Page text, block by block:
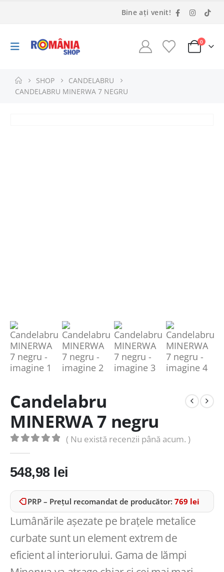
Bine ați venit!
0
SHOP
CANDELABRU
CANDELABRU MINERWA 7 NEGRU
Candelabru
MINERWA 7 negru
( Nu există recenzii până acum. )
548,98 lei
PRP – Prețul recomandat de producător: 769 lei
Lumânările așezate pe brațele metalice
curbate sunt un element extrem de
eficient al interiorului. Gama de lămpi